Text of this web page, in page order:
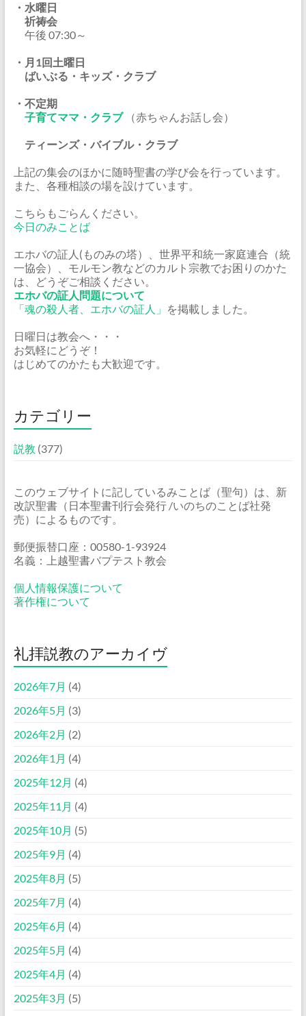
・水曜日
祈祷会
午後 07:30～
・月1回土曜日
ばいぶる・キッズ・クラブ
・不定期
子育てママ・クラブ（赤ちゃんお話し会）
ティーンズ・バイブル・クラブ
上記の集会のほかに随時聖書の学び会を行っています。
また、各種相談の場を設けています。
こちらもごらんください。
今日のみことば
エホバの証人(ものみの塔）、世界平和統一家庭連合（統
一協会）、モルモン教などのカルト宗教でお困りのかた
は、どうぞご相談ください。
エホバの証人問題について
「魂の殺人者、エホバの証人」 を掲載しました。
日曜日は教会へ・・・
お気軽にどうぞ！
はじめてのかたも大歓迎です。
カテゴリー
説教 (377)
このウェブサイトに記しているみことば（聖句）は、新
改訳聖書（日本聖書刊行会発行 /いのちのことば社発
売）によるものです。
郵便振替口座：00580-1-93924
名義：上越聖書バプテスト教会
個人情報保護について
著作権について
礼拝説教のアーカイヴ
2026年7月 (4)
2026年5月 (3)
2026年2月 (2)
2026年1月 (4)
2025年12月 (4)
2025年11月 (4)
2025年10月 (5)
2025年9月 (4)
2025年8月 (5)
2025年7月 (4)
2025年6月 (4)
2025年5月 (4)
2025年4月 (4)
2025年3月 (5)